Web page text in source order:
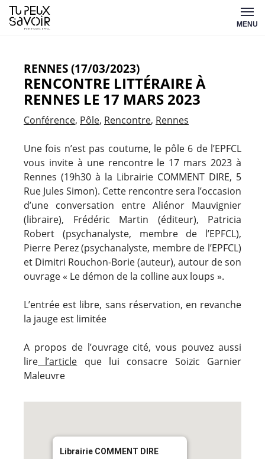
Aller
au
MENU
RENNES (17/03/2023)
RENCONTRE LITTÉRAIRE À
RENNES LE 17 MARS 2023
Conférence Pôle Rencontre Rennes
Une fois n’est pas coutume, le pôle 6 de l’EPFCL
vous invite à une rencontre le 17 mars 2023 à
Rennes (19h30 à la Librairie COMMENT DIRE, 5
Rue Jules Simon). Cette rencontre sera l’occasion
d’une conversation entre Aliénor Mauvignier
(libraire), Frédéric Martin (éditeur), Patricia
Robert (psychanalyste, membre de l’EPFCL),
Pierre Perez (psychanalyste, membre de l’EPFCL)
et Dimitri Rouchon-Borie (auteur), autour de son
ouvrage « Le démon de la colline aux loups ».
L’entrée est libre, sans réservation, en revanche
la jauge est limitée
A propos de l’ouvrage cité, vous pouvez aussi
lire l’article que lui consacre Soizic Garnier
Maleuvre
Librairie COMMENT DIRE